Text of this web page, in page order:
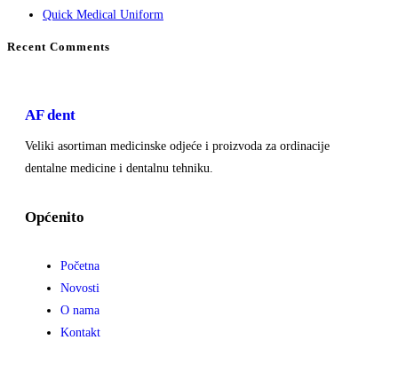
Quick Medical Uniform
Recent Comments
AF dent
Veliki asortiman medicinske odjeće i proizvoda za ordinacije
dentalne medicine i dentalnu tehniku.
Općenito
Početna
Novosti
O nama
Kontakt